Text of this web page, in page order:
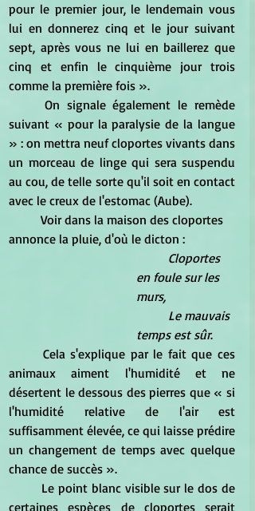
pour le premier jour, le lendemain vous
lui en donnerez cinq et le jour suivant
sept, après vous ne lui en baillerez que
cinq et enfin le cinquième jour trois
comme la première fois ».
suivant « pour la paralysie de la langue
» : on mettra neuf cloportes vivants dans
un morceau de linge qui sera suspendu
au cou, de telle sorte qu'il soit en contact
avec le creux de l'estomac (Aube).
annonce la pluie, d'où le dicton :
Cloportes
en foule sur les
murs,
temps est sûr.
animaux aiment l'humidité et ne
désertent le dessous des pierres que « si
l'humidité relative de l'air est
suffisamment élevée, ce qui laisse prédire
un changement de temps avec quelque
chance de succès ».
certaines espèces de cloportes serait